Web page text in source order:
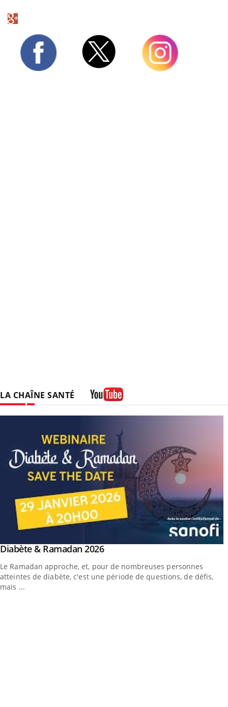
LA CHAÎNE SANTÉ
Youtube
Diabète & Ramadan 2026Youtube
Le Ramadan approche, et, pour de nombreuses personnes
atteintes de diabète, c'est une période de questions, de défis,
mais ...